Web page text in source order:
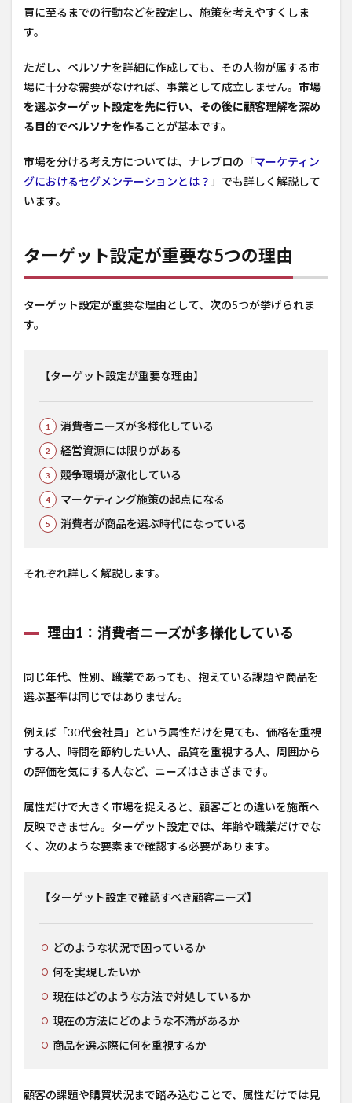
買に至るまでの行動などを設定し、施策を考えやすくしま
す。
ただし、ペルソナを詳細に作成しても、その人物が属する市
場に十分な需要がなければ、事業として成立しません。 市場
を選ぶターゲット設定を先に行い、その後に顧客理解を深め
る目的でペルソナを作ることが基本です。
市場を分ける考え方については、ナレブロの「マーケティン
グにおけるセグメンテーションとは？ 」でも詳しく解説して
います。
ターゲット設定が重要な5つの理由
ターゲット設定が重要な理由として、次の5つが挙げられま
す。
【ターゲット設定が重要な理由】
消費者ニーズが多様化している
経営資源には限りがある
競争環境が激化している
マーケティング施策の起点になる
消費者が商品を選ぶ時代になっている
それぞれ詳しく解説します。
理由1：消費者ニーズが多様化している
同じ年代、性別、職業であっても、抱えている課題や商品を
選ぶ基準は同じではありません。
例えば「30代会社員」という属性だけを見ても、価格を重視
する人、時間を節約したい人、品質を重視する人、周囲から
の評価を気にする人など、ニーズはさまざまです。
属性だけで大きく市場を捉えると、顧客ごとの違いを施策へ
反映できません。ターゲット設定では、年齢や職業だけでな
く、次のような要素まで確認する必要があります。
【ターゲット設定で確認すべき顧客ニーズ】
どのような状況で困っているか
何を実現したいか
現在はどのような方法で対処しているか
現在の方法にどのような不満があるか
商品を選ぶ際に何を重視するか
顧客の課題や購買状況まで踏み込むことで、属性だけでは見